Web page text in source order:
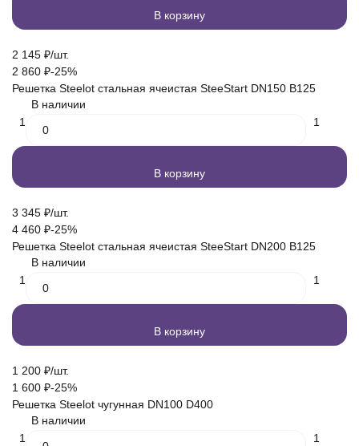
В корзину
2 145 ₽/шт.
2 860 ₽-25%
Решетка Steelot стальная ячеистая SteeStart DN150 B125
В наличии
1
1
В корзину
3 345 ₽/шт.
4 460 ₽-25%
Решетка Steelot стальная ячеистая SteeStart DN200 B125
В наличии
1
1
В корзину
1 200 ₽/шт.
1 600 ₽-25%
Решетка Steelot чугунная DN100 D400
В наличии
1
1